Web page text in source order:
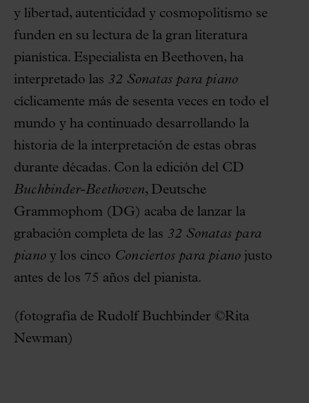
y libertad, autenticidad y cosmopolitismo se
funden en su lectura de la gran literatura
pianística. Especialista en Beethoven, ha
interpretado las 32 Sonatas para piano
cíclicamente más de sesenta veces en todo el
mundo y ha continuado desarrollando la
historia de la interpretación de estas obras
durante décadas. Con la edición del CD
Buchbinder-Beethoven, Deutsche
Grammophom (DG) acaba de lanzar la
grabación completa de las 32 Sonatas para
piano y los cinco Conciertos para piano justo
antes de los 75 años del pianista.
(fotografía de Rudolf Buchbinder ©Rita
Newman)